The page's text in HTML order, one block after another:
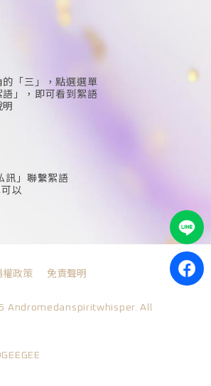
「三」，點選選單
」，即可看到絮語
訊」聯繫絮語
以
權政策 免責聲明
Andromedanspiritwhisper. All